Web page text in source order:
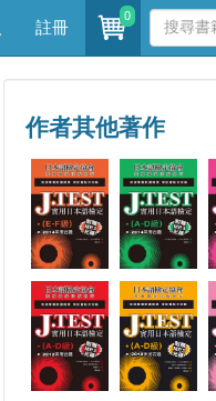
註冊
0
作者其他著作